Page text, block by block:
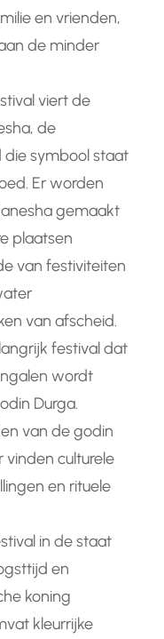
en vrienden,
de minder
viert de
de
symbool staat
Er worden
gemaakt
plaatsen
van festiviteiten
van afscheid.
festival dat
wordt
Durga.
van de godin
culturele
en rituele
in de staat
en
koning
kleurrijke